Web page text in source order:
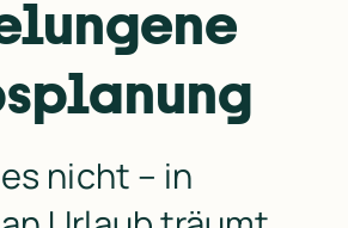
nicht – in